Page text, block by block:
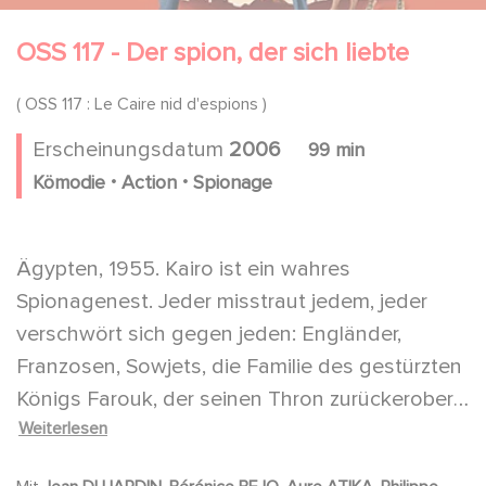
OSS 117 - Der spion, der sich liebte
( OSS 117 : Le Caire nid d'espions )
Erscheinungsdatum 2006
99 min
Kömodie . Action . Spionage
Ägypten, 1955. Kairo ist ein wahres
Spionagenest. Jeder misstraut jedem, jeder
verschwört sich gegen jeden: Engländer,
Franzosen, Sowjets, die Familie des gestürzten
Königs Farouk, der seinen Thron zurückerobern
will, die Adler von Cheops, eine religiöse Sekte,
Weiterlesen